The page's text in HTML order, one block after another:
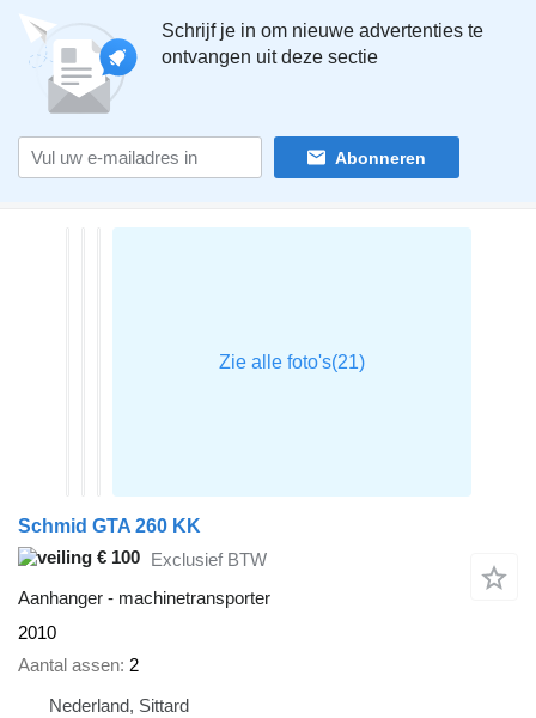
Schrijf je in om nieuwe advertenties te
ontvangen uit deze sectie
Abonneren
Schmid GTA 260 KK
€ 100 Exclusief BTW
Aanhanger - machinetransporter
2010
Aantal assen 2
Nederland, Sittard